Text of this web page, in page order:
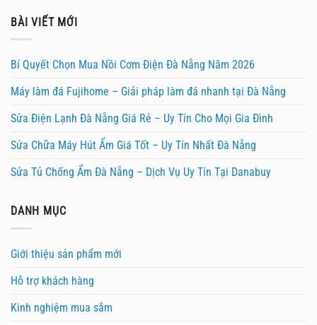
BÀI VIẾT MỚI
Bí Quyết Chọn Mua Nồi Cơm Điện Đà Nẵng Năm 2026
Máy làm đá Fujihome – Giải pháp làm đá nhanh tại Đà Nẵng
Sửa Điện Lạnh Đà Nẵng Giá Rẻ – Uy Tín Cho Mọi Gia Đình
Sửa Chữa Máy Hút Ẩm Giá Tốt – Uy Tín Nhất Đà Nẵng
Sửa Tủ Chống Ẩm Đà Nẵng – Dịch Vụ Uy Tín Tại Danabuy
DANH MỤC
Giới thiệu sản phẩm mới
Hỗ trợ khách hàng
Kinh nghiệm mua sắm